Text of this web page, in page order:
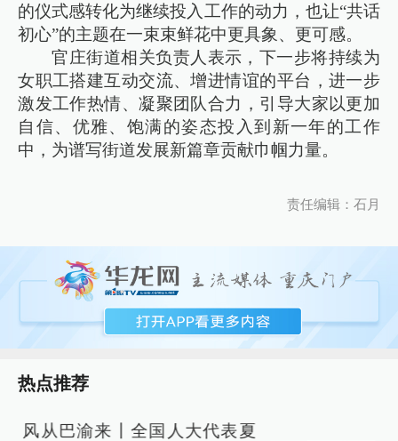
的仪式感转化为继续投入工作的动力，也让“共话
初心”的主题在一束束鲜花中更具象、更可感。
官庄街道相关负责人表示，下一步将持续为
女职工搭建互动交流、增进情谊的平台，进一步
激发工作热情、凝聚团队合力，引导大家以更加
自信、优雅、饱满的姿态投入到新一年的工作
中，为谱写街道发展新篇章贡献巾帼力量。
责任编辑：石月
热点推荐
风从巴渝来丨全国人大代表夏